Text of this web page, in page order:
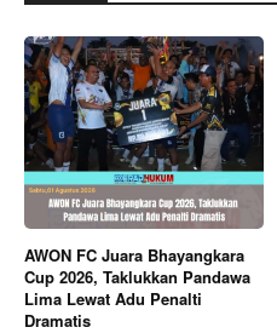
AWON FC Juara Bhayangkara
Cup 2026, Taklukkan Pandawa
Lima Lewat Adu Penalti
Dramatis